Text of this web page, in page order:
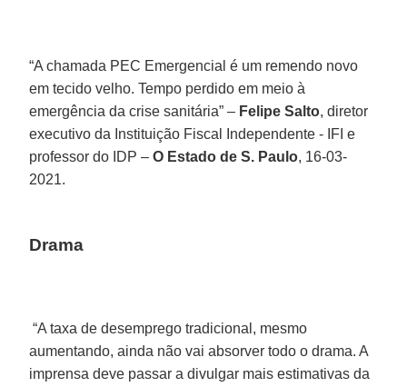
“A chamada PEC Emergencial é um remendo novo
em tecido velho. Tempo perdido em meio à
emergência da crise sanitária” – Felipe Salto, diretor
executivo da Instituição Fiscal Independente - IFI e
professor do IDP –O Estado de S. Paulo, 16-03-
2021.
Drama
“A taxa de desemprego tradicional, mesmo
aumentando, ainda não vai absorver todo o drama. A
imprensa deve passar a divulgar mais estimativas da